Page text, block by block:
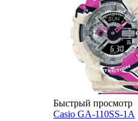
Быстрый просмотр
Casio GA-110SS-1A